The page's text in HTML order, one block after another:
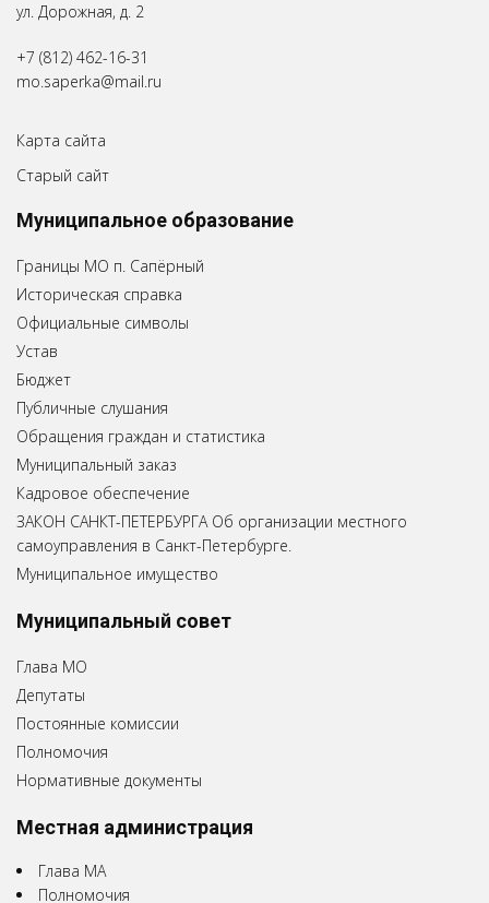
ул. Дорожная, д. 2
+7 (812) 462-16-31
mo.saperka@mail.ru
Карта сайта
Старый сайт
Муниципальное образование
Границы МО п. Сапёрный
Историческая справка
Официальные символы
Устав
Бюджет
Публичные слушания
Обращения граждан и статистика
Муниципальный заказ
Кадровое обеспечение
ЗАКОН САНКТ-ПЕТЕРБУРГА Об организации местного
самоуправления в Санкт-Петербурге.
Муниципальное имущество
Муниципальный совет
Глава МО
Депутаты
Постоянные комиссии
Полномочия
Нормативные документы
Местная администрация
Глава МА
Полномочия